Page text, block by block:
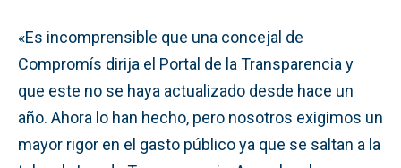
«Es incomprensible que una concejal de
Compromís dirija el Portal de la Transparencia y
que este no se haya actualizado desde hace un
año. Ahora lo han hecho, pero nosotros exigimos un
mayor rigor en el gasto público ya que se saltan a la